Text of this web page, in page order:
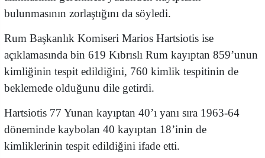
bulunmasının zorlaştığını da söyledi.
Rum Başkanlık Komiseri Marios Hartsiotis ise
açıklamasında bin 619 Kıbrıslı Rum kayıptan 859’unun
kimliğinin tespit edildiğini, 760 kimlik tespitinin de
beklemede olduğunu dile getirdi.
Hartsiotis 77 Yunan kayıptan 40’ı yanı sıra 1963-64
döneminde kaybolan 40 kayıptan 18’inin de
kimliklerinin tespit edildiğini ifade etti.